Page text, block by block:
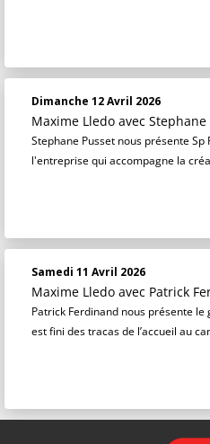
Dimanche 12 Avril 2026
Maxime Lledo avec Stephane
Stephane Pusset nous présente
l'entreprise qui accompagne la
Samedi 11 Avril 2026
Maxime Lledo avec Patrick
Patrick Ferdinand nous présente
est fini des tracas de l’accueil au